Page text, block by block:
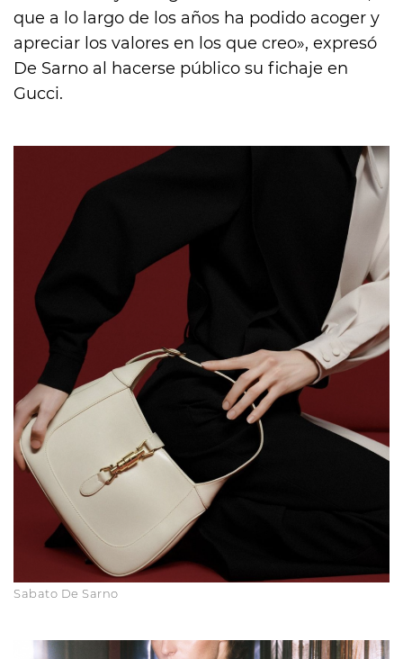
que a lo largo de los años ha podido acoger y
apreciar los valores en los que creo», expresó
De Sarno al hacerse público su fichaje en
Gucci.
Sabato De Sarno